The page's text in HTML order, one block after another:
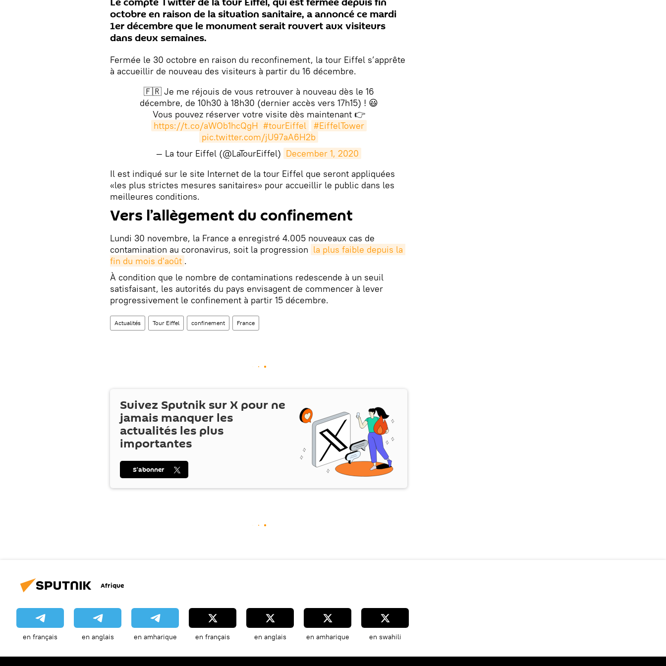
octobre en raison de la situation sanitaire, a annoncé ce mardi
1er décembre que le monument serait rouvert aux visiteurs
dans deux semaines.
Fermée le 30 octobre en raison du reconfinement, la tour Eiffel s’apprête
à accueillir de nouveau des visiteurs à partir du 16 décembre.
🇫🇷 Je me réjouis de vous retrouver à nouveau dès le 16
décembre, de 10h30 à 18h30 (dernier accès vers 17h15) ! 😃
Vous pouvez réserver votre visite dès maintenant 👉
https://t.co/aWOb1hcQgH #tourEiffel
#EiffelTower
pic.twitter.com/jU97aA6H2b
— La tour Eiffel (@LaTourEiffel) December 1, 2020
Il est indiqué sur le site Internet de la tour Eiffel que seront appliquées
«les plus strictes mesures sanitaires» pour accueillir le public dans les
meilleures conditions.
Vers l’allègement du confinement
Lundi 30 novembre, la France a enregistré 4.005 nouveaux cas de
contamination au coronavirus, soit la progression la plus faible depuis la
fin du mois d'août .
À condition que le nombre de contaminations redescende à un seuil
satisfaisant, les autorités du pays envisagent de commencer à lever
progressivement le confinement à partir 15 décembre.
Actualités Tour Eiffel confinement France
Suivez Sputnik surX pour ne
jamais manquer les
actualités les plus
importantes
S’abonner
Afrique
en français en anglais en amharique en français en anglais en amharique en swahili